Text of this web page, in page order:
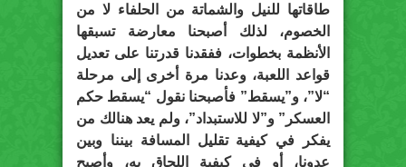
طاقاتها للنيل والشماتة من الحلفاء لا من
الخصوم، لذلك أصبحنا معارضة تسبقها
الأنظمة بخطوات، ففقدنا قدرتنا على تعديل
قواعد اللعبة، وعدنا مرة أخرى إلى مرحلة
“لا”، و”يسقط” فأصبحنا نقول “يسقط حكم
العسكر” و”لا للاستبداد”، ولم يعد هنالك من
يفكر في كيفية تقليل المسافة بيننا وبين
عدونا، أو في كيفية اللحاق به، وأصبح